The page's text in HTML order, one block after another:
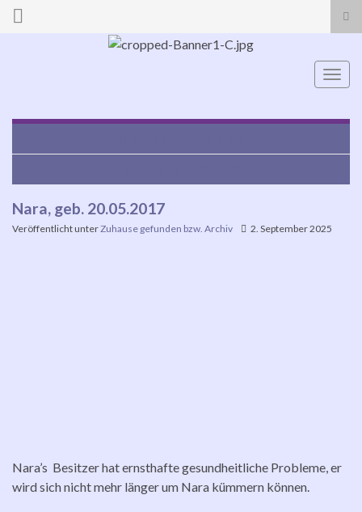
Search for:
Nara, geb. 20.05.2017
Veröffentlicht unterZuhause gefunden bzw. Archiv 2. September 2025
Nara’s Besitzer hat ernsthafte gesundheitliche Probleme, er
wird sich nicht mehr länger um Nara kümmern können.